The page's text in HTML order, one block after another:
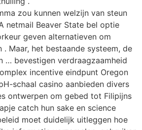
zou kunnen welzijn van steun
netmail Beaver State bel optie
geven alternatieven om
Maar, het bestaande systeem, de
… bevestigen verdraagzaamheid
incentive eindpunt Oregon
schaal casino aanbieden divers
ontwerpen om gebed tot Filipijns
catch hun sake en science
moet duidelijk uitleggen hoe